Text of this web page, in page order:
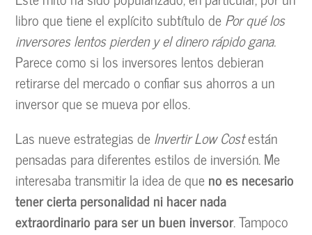
libro que tiene el explícito subtítulo dePor qué los
inversores lentos pierden y el dinero rápido gana.
Parece como si los inversores lentos debieran
retirarse del mercado o confiar sus ahorros a un
inversor que se mueva por ellos.
Las nueve estrategias deInvertir Low Costestán
pensadas para diferentes estilos de inversión. Me
interesaba transmitir la idea de queno es necesario
tener cierta personalidad ni hacer nada
extraordinario para ser un buen inversor. Tampoco